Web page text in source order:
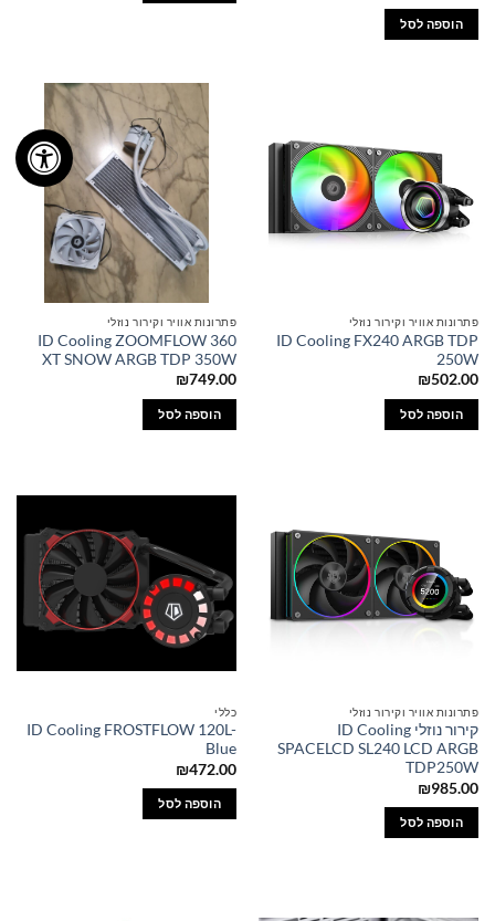
הוספה לסל
פתרונות אוויר וקירור נוזלי
ID Cooling FX240 ARGB TDP
250W
₪502.00
הוספה לסל
פתרונות אוויר וקירור נוזלי
ID Cooling ZOOMFLOW 360
XT SNOW ARGB TDP 350W
₪749.00
הוספה לסל
פתרונות אוויר וקירור נוזלי
קירור נוזלי ID Cooling
SPACELCD SL240 LCD ARGB
TDP250W
₪985.00
הוספה לסל
כללי
ID Cooling FROSTFLOW 120L-
Blue
₪472.00
הוספה לסל